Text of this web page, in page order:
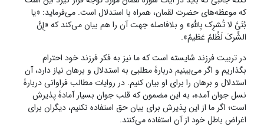
که موعظه‌های حضرت لقمان، همراه با استدلال است. می‌فرماید: «یا
بُنَیَّ لا تُشرِک بِاللَّهِ» و بلافاصله جهت آن را هم بیان می‌کند که «إِنَّ
الشِّرکَ لَظُلمٌ عَظیمٌ».
در تربیت فرزند شایسته است که ما نیز به فکر فرزند خود احترام
بگذاریم و اگر می‌بینیم دربارۀ مطلبی به استدلال و برهان نیاز دارد، آن
استدلال و برهان را برای او بیان کنیم. در روایات مطالب فراوانی دربارۀ
نسل جوان آمده، به این مضمون که قلب جوان بسیار آمادۀ پذیرش
است؛ اگر ما از این پذیرش برای بیان حق استفاده نکنیم، دیگران برای
اغراض باطل خود از آن استفاده می‌کنند.